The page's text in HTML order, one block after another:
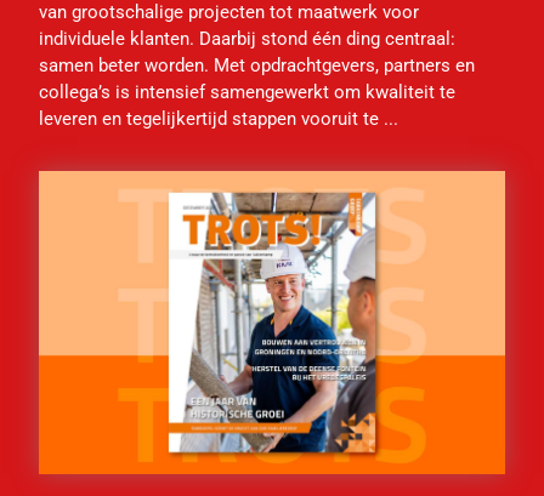
van grootschalige projecten tot maatwerk voor
individuele klanten. Daarbij stond één ding centraal:
samen beter worden. Met opdrachtgevers, partners en
collega’s is intensief samengewerkt om kwaliteit te
leveren en tegelijkertijd stappen vooruit te ...